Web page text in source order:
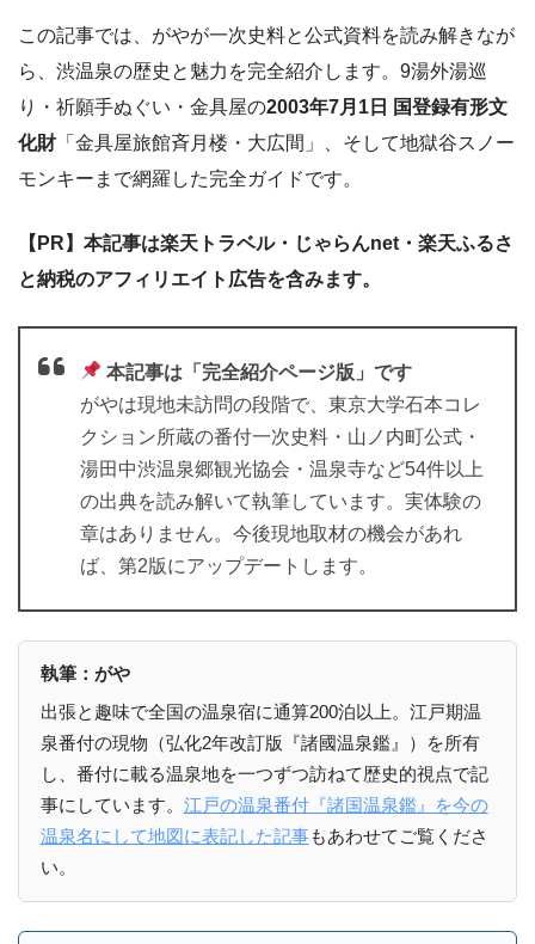
この記事では、がやが一次史料と公式資料を読み解きなが
ら、渋温泉の歴史と魅力を完全紹介します。9湯外湯巡
り・祈願手ぬぐい・金具屋の2003年7月1日 国登録有形文
化財「金具屋旅館斉月楼・大広間」、そして地獄谷スノー
モンキーまで網羅した完全ガイドです。
【PR】本記事は楽天トラベル・じゃらんnet・楽天ふるさ
と納税のアフィリエイト広告を含みます。
本記事は「完全紹介ページ版」です
がやは現地未訪問の段階で、東京大学石本コレ
クション所蔵の番付一次史料・山ノ内町公式・
湯田中渋温泉郷観光協会・温泉寺など54件以上
の出典を読み解いて執筆しています。実体験の
章はありません。今後現地取材の機会があれ
ば、第2版にアップデートします。
執筆：がや
出張と趣味で全国の温泉宿に通算200泊以上。江戸期温
泉番付の現物（弘化2年改訂版『諸國温泉鑑』）を所有
し、番付に載る温泉地を一つずつ訪ねて歴史的視点で記
事にしています。 江戸の温泉番付『諸国温泉鑑』を今の
温泉名にして地図に表記した記事もあわせてご覧くださ
い。